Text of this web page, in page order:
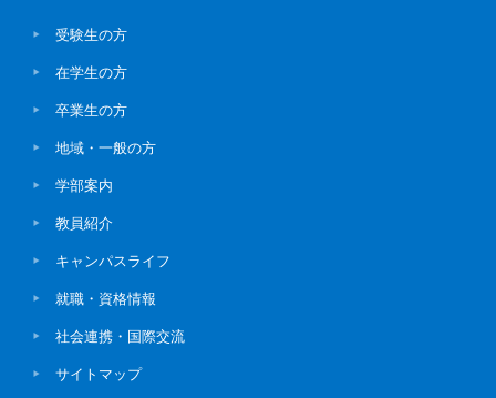
受験生の方
在学生の方
卒業生の方
地域・一般の方
学部案内
教員紹介
キャンパスライフ
就職・資格情報
社会連携・国際交流
サイトマップ